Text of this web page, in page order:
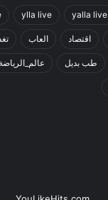
yalla live
ylla live
اقتصاد العاب
طب بديل عالم_الرياضة